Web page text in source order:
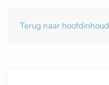
Terug naar hoofdinhoud